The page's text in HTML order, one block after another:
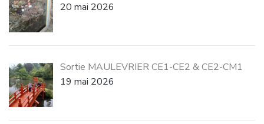
20 mai 2026
Sortie MAULEVRIER CE1-CE2 & CE2-CM1
19 mai 2026